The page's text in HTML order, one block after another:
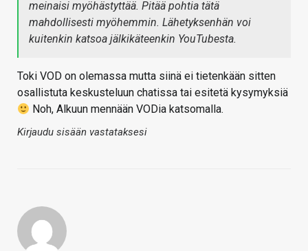
meinaisi myöhästyttää. Pitää pohtia tätä
mahdollisesti myöhemmin. Lähetyksenhän voi
kuitenkin katsoa jälkikäteenkin YouTubesta.
Toki VOD on olemassa mutta siinä ei tietenkään sitten
osallistuta keskusteluun chatissa tai esitetä kysymyksiä
Noh, Alkuun mennään VODia katsomalla.
Kirjaudu sisään vastataksesi